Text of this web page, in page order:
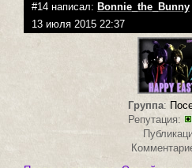
#14 написал: Bonnie_the_Bunny
13 июля 2015 22:37
Группа:
Репутация: